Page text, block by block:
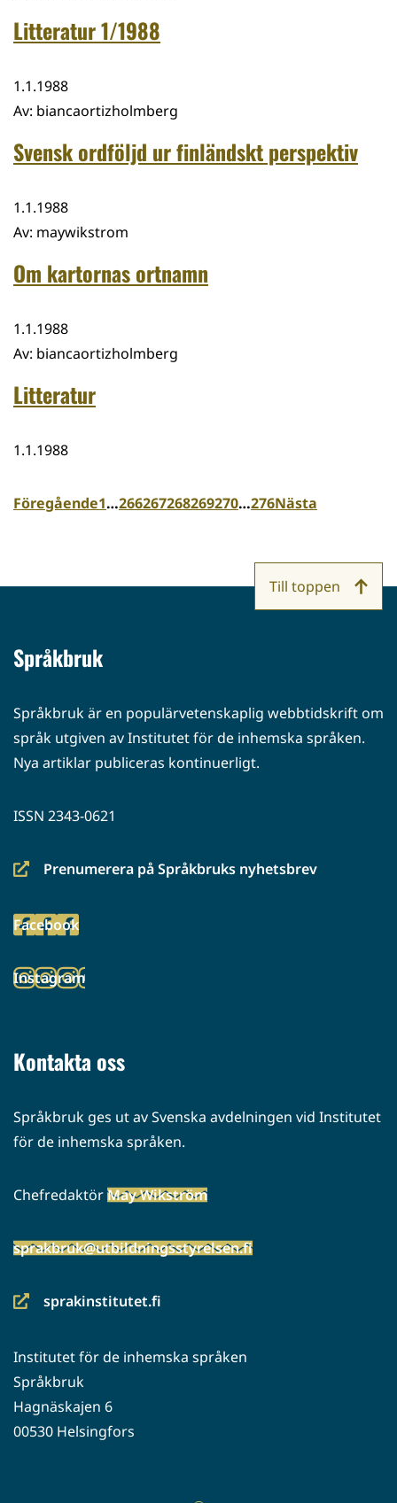
Litteratur 1/1988
1.1.1988
Av: biancaortizholmberg
Svensk ordföljd ur finländskt perspektiv
1.1.1988
Av: maywikstrom
Om kartornas ortnamn
1.1.1988
Av: biancaortizholmberg
Litteratur
1.1.1988
Föregående1…266267268269270…276Nästa
Språkbruk
Språkbruk är en populärvetenskaplig webbtidskrift om
språk utgiven av Institutet för de inhemska språken.
Nya artiklar publiceras kontinuerligt.
ISSN 2343-0621
Prenumerera på Språkbruks nyhetsbrev
(siirryt
palveluun)
Facebook
(siirryt
palveluun)
Instagram
(siirryt
Kontakta oss
Språkbruk ges ut av Svenska avdelningen vid Institutet
för de inhemska språken.
ChefredaktörMay Wikström
sprakbruk@utbildningsstyrelsen.fi
sprakinstitutet.fi
(siirryt
palveluun)
Institutet för de inhemska språken
Språkbruk
Hagnäskajen 6
00530 Helsingfors
Till toppen